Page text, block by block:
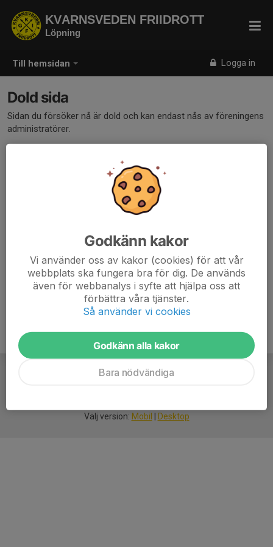
Till hemsidan Logga in
KVARNSVEDEN FRIIDROTT
Löpning
Dold sida
Sidan du försöker nå är dold och kan endast nås av föreningens
administratörer.
Välj version: Mobil Desktop
Godkänn kakor
Vi använder oss av kakor (cookies) för att vår
webbplats ska fungera bra för dig. De används
även för webbanalys i syfte att hjälpa oss att
förbättra våra tjänster.
Så använder vi cookies
Godkänn alla kakor
Bara nödvändiga